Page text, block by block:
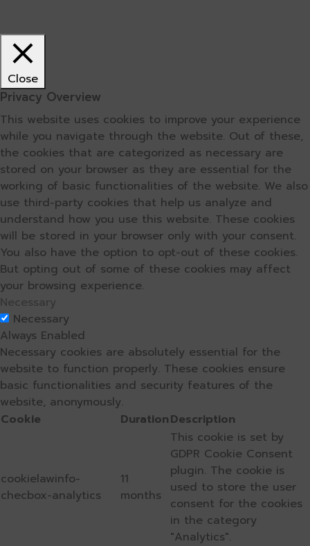
Close
Privacy Overview
This website uses cookies to improve your experience
while you navigate through the website. Out of these,
the cookies that are categorized as necessary are
stored on your browser as they are essential for the
working of basic functionalities of the website. We also
use third-party cookies that help us analyze and
understand how you use this website. These cookies
will be stored in your browser only with your consent.
You also have the option to opt-out of these cookies.
But opting out of some of these cookies may affect
your browsing experience.
Necessary
Necessary
Always Enabled
Necessary cookies are absolutely essential for the
website to function properly. These cookies ensure
basic functionalities and security features of the
website, anonymously.
Cookie
DurationDescription
cookielawinfo-
checbox-analytics
11
months
This cookie is set by
GDPR Cookie Consent
plugin. The cookie is
used to store the user
consent for the cookies
in the category
"Analytics".